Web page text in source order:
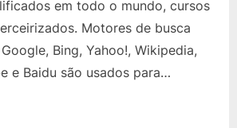
Mais
Populares
de
2022
em todo o mundo, cursos
Motores de busca
Bing, Yahoo!, Wikipedia,
e Baidu são usados para…